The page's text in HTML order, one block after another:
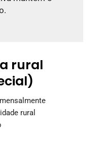
rural
rural